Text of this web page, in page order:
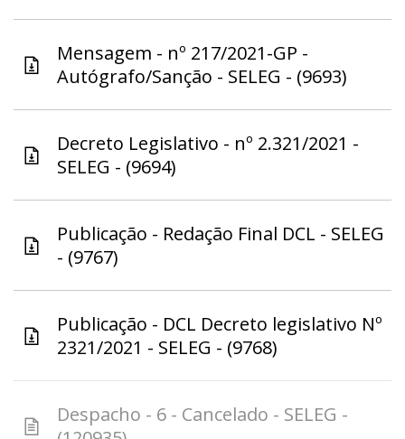
Mensagem - nº 217/2021-GP -
Autógrafo/Sanção - SELEG - (9693)
Decreto Legislativo - nº 2.321/2021 -
SELEG - (9694)
Publicação - Redação Final DCL - SELEG
- (9767)
Publicação - DCL Decreto legislativo Nº
2321/2021 - SELEG - (9768)
Despacho - 6 - Cancelado - SELEG -